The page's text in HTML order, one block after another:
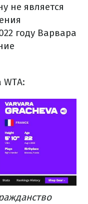
не является
году Варвара